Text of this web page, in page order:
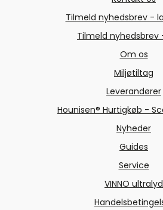
Tilmeld nyhedsbrev -
Tilmeld
Om os
Miljøtiltag
Leverandører
Hounisen® Hurtigkøb -
Nyheder
Guides
Service
VINNO ultralyd